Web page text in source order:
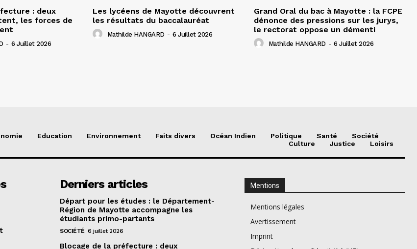
: deux
les forces de
- 6 Juillet 2026
Les lycéens de Mayotte découvrent
les résultats du baccalauréat
Mathilde HANGARD - 6 Juillet 2026
Grand Oral du bac à Mayotte : la FCPE
dénonce des pressions sur les jurys,
le rectorat oppose un démenti
Mathilde HANGARD - 6 Juillet 2026
Education Environnement Faits divers Océan Indien Politique Santé
Société
Culture
Justice Loisirs
Derniers articles
Départ pour les études : le Département-
Région de Mayotte accompagne les
étudiants primo-partants
SOCIÉTÉ 6 juillet 2026
Blocage de la préfecture : deux
Mentions
Mentions légales
Avertissement
Imprint